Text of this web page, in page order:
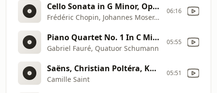
Cello Sonata in G Minor, Op. 65: II. Scherzo: Allegro con brio
Frédéric Chopin, Johannes Moser, Ewa Kupiec
06:16
Piano Quartet No. 1 In C Minor, Op. 15: III. Adagio
Gabriel Fauré, Quatuor Schumann
05:55
Saëns, Christian Poltéra, Kathryn Stott
Camille Saint
05:51